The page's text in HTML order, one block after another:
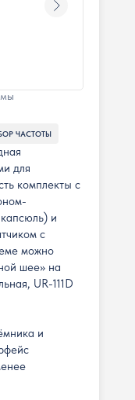
ЧАСТОТЫ
для
комплекты с
и
с
можно
шее» на
UR-111D
и